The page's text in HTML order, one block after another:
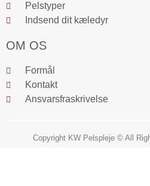
Pelstyper
Indsend dit kæledyr
OM OS
Formål
Kontakt
Ansvarsfraskrivelse
Copyright KW Pelspleje © All